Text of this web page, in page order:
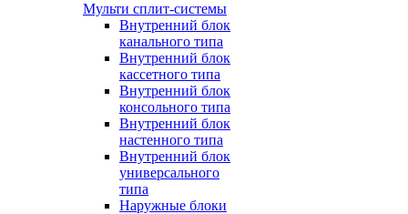
Мульти сплит-системы
Внутренний блок
канального типа
Внутренний блок
кассетного типа
Внутренний блок
консольного типа
Внутренний блок
настенного типа
Внутренний блок
универсального
типа
Наружные блоки